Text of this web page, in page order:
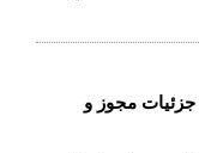
جزئیات مجوز و